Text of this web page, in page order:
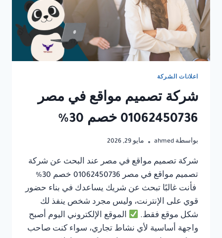
اعلانات الشركة
شركة تصميم مواقع في مصر
01062450736 خصم 30%
بواسطة ahmed مايو 29, 2026
شركة تصميم مواقع في مصر عند البحث عن شركة
تصميم مواقع في مصر 01062450736 خصم 30%
فأنت غالبًا تبحث عن شريك يساعدك في بناء حضور
قوي على الإنترنت، وليس مجرد شخص ينفذ لك
شكل موقع فقط.
الموقع الإلكتروني اليوم أصبح
واجهة أساسية لأي نشاط تجاري، سواء كنت صاحب